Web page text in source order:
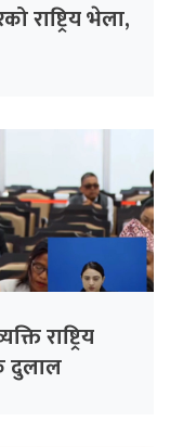
राष्ट्रिय भेला,
राष्ट्रिय
दुलाल